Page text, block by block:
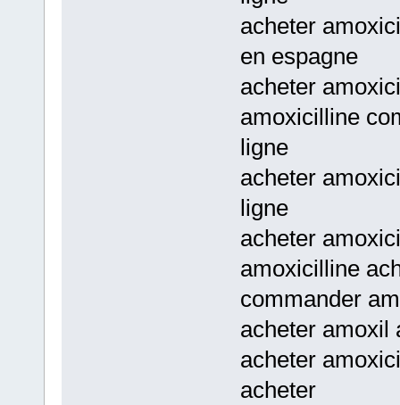
acheter
en espagne
acheter
amoxicilline
ligne
acheter
ligne
acheter
amoxicilline
commander
acheter amoxil
acheter
acheter